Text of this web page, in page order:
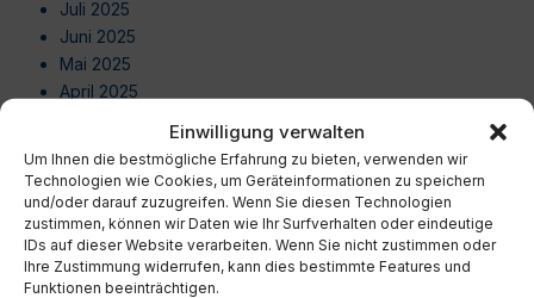
Einwilligung verwalten
Um Ihnen die bestmögliche Erfahrung zu bieten, verwenden wir
Technologien wie Cookies, um Geräteinformationen zu speichern
und/oder darauf zuzugreifen. Wenn Sie diesen Technologien
zustimmen, können wir Daten wie Ihr Surfverhalten oder eindeutige
IDs auf dieser Website verarbeiten. Wenn Sie nicht zustimmen oder
Ihre Zustimmung widerrufen, kann dies bestimmte Features und
Funktionen beeinträchtigen.
Juli 2025
Juni 2025
Mai 2025
April 2025
Januar 2025
Dezember 2024
November 2024
Oktober 2024
September 2024